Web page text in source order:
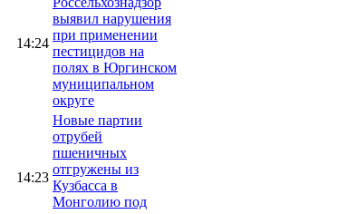
14:24
выявил нарушения
при применении
пестицидов на
полях в Юргинском
муниципальном
округе
14:23
Новые партии
отрубей
пшеничных
отгружены из
Кузбасса в
Монголию под